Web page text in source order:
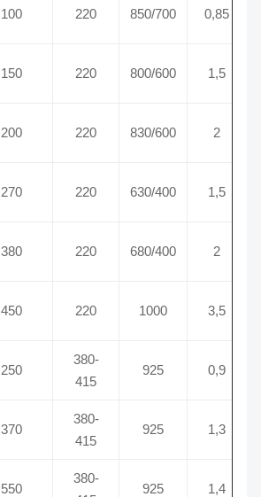
100 220 850/700 0,85
150 220 800/600 1,5
200 220 830/600 2
270 220 630/400 1,5
380 220 680/400 2
450 220 1000 3,5
250
380-
415
925 0,9
370
380-
415
925 1,3
550
380-
925 1,4